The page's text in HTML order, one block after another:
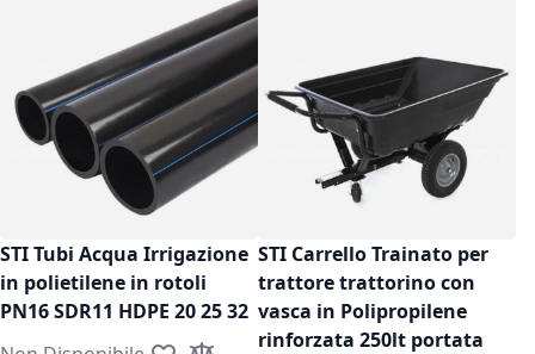
STI Tubi Acqua Irrigazione
in polietilene in rotoli
PN16 SDR11 HDPE 20 25 32
STI Carrello Trainato per
trattore trattorino con
vasca in Polipropilene
rinforzata 250lt portata